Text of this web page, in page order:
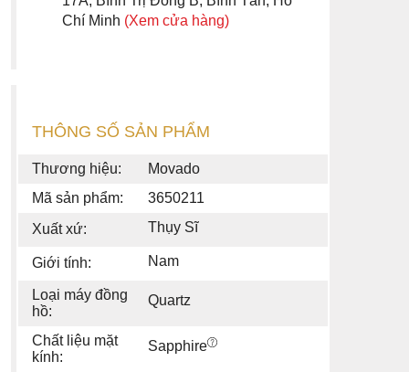
Chí Minh (Xem cửa hàng)
THÔNG SỐ SẢN PHẨM
Thương hiệu:
Movado
Mã sản phẩm:
3650211
Xuất xứ:
Thụy Sĩ
Giới tính: Nam
Loại máy đồng
hồ:
Quartz
Chất liệu mặt
kính:
Sapphire